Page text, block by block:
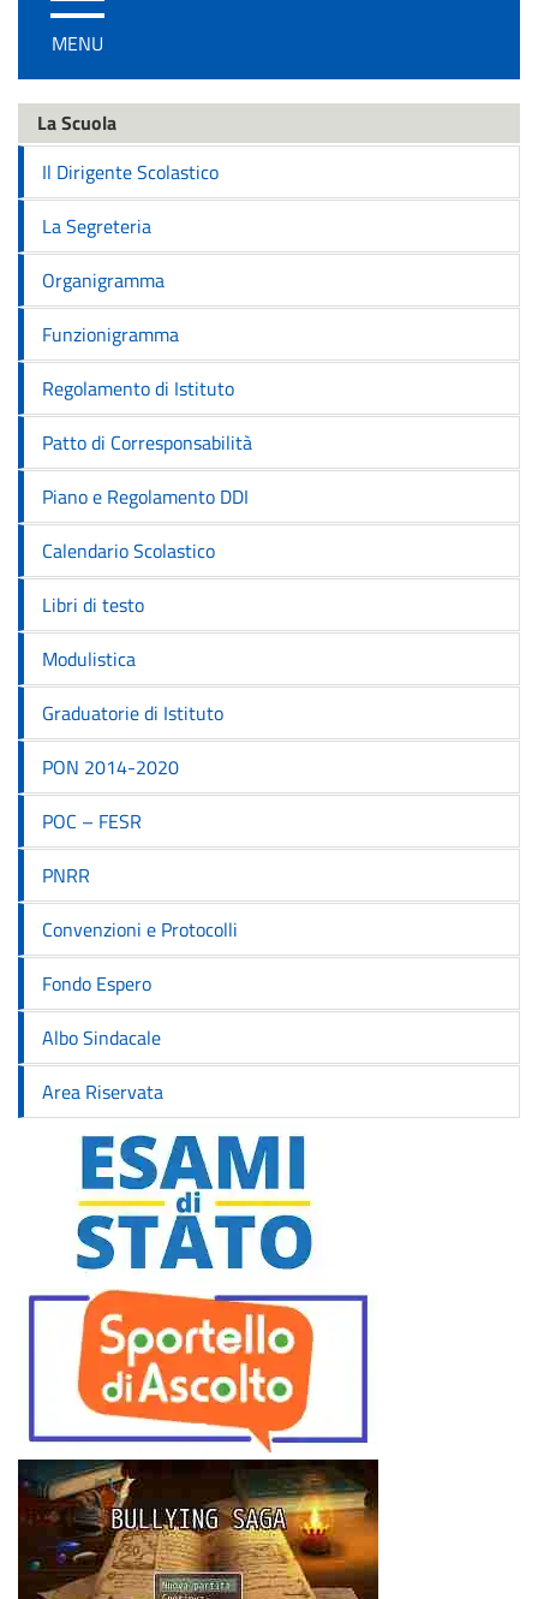
/
disattiva
navigazione
MENU
La Scuola
Il Dirigente Scolastico
La Segreteria
Organigramma
Funzionigramma
Regolamento di Istituto
Patto di Corresponsabilità
Piano e Regolamento DDI
Calendario Scolastico
Libri di testo
Modulistica
Graduatorie di Istituto
PON 2014-2020
POC – FESR
PNRR
Convenzioni e Protocolli
Fondo Espero
Albo Sindacale
Area Riservata